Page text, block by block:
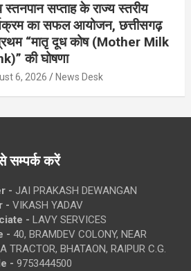
स्तनपान सप्ताह के राज्य स्तरीय
का सफल आयोजन, छत्तीसगढ़
“मातृ दूध कोष (Mother Milk
की घोषणा
6, 2026 News Desk
सम्पर्क करें
- JAI PRAKASH DEWANGAN
- VIKASH YADAV
- LAVY SERVICES
- 40, BRAMDEV COLONY, NEAR
TRACTOR, BHATAON, RAIPUR C.G.
- 9753444500